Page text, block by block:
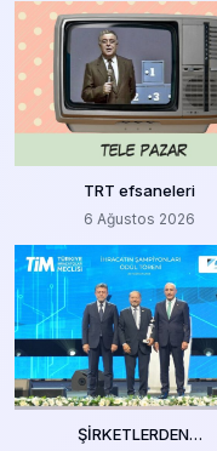
TRT efsaneleri
6 Ağustos 2026
ŞİRKETLERDEN…